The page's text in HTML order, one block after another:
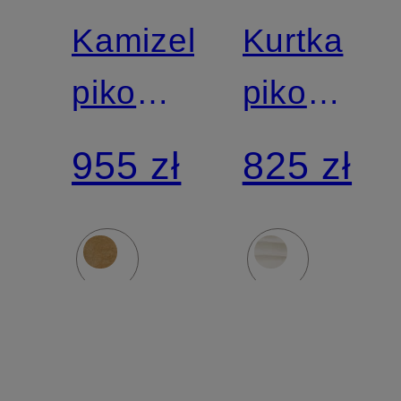
DUCK
Kamizelka
pikowana
CASSANDRA
z
mieszanki
955 zł
DUCK
Kurtka
pikowana
ALEXIS
825 zł